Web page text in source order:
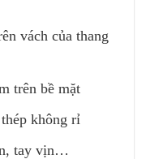
vách của thang
trên bề mặt
không rỉ
tay vịn…